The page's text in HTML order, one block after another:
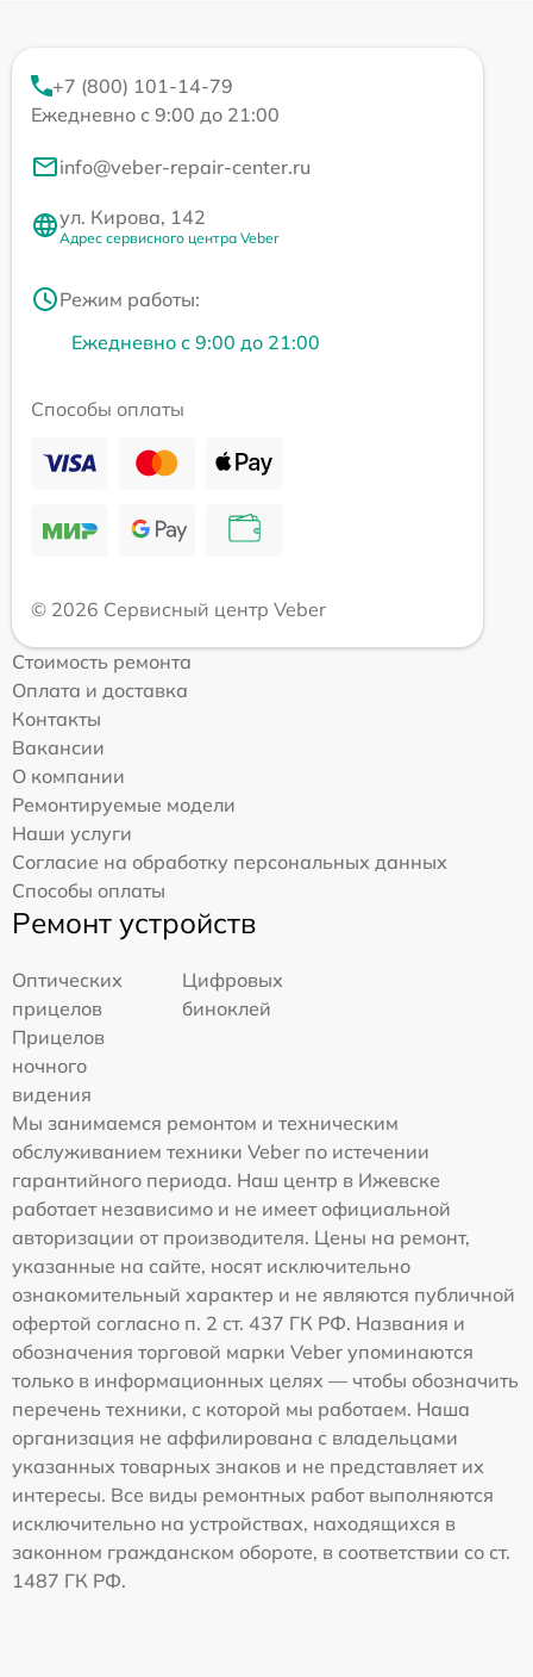
+7 (800) 101-14-79
Ежедневно с 9:00 до 21:00
info@veber-repair-center.ru
ул. Кирова, 142
Адрес сервисного центра Veber
Режим работы:
Ежедневно с 9:00 до 21:00
Способы оплаты
© 2026 Сервисный центр Veber
Стоимость ремонта
Оплата и доставка
Контакты
Вакансии
О компании
Ремонтируемые модели
Наши услуги
Согласие на обработку персональных данных
Способы оплаты
Ремонт устройств
Оптических
прицелов
Цифровых
биноклей
Прицелов
ночного
видения
Мы занимаемся ремонтом и техническим
обслуживанием техники Veber по истечении
гарантийного периода. Наш центр в Ижевске
работает независимо и не имеет официальной
авторизации от производителя. Цены на ремонт,
указанные на сайте, носят исключительно
ознакомительный характер и не являются публичной
офертой согласно п. 2 ст. 437 ГК РФ. Названия и
обозначения торговой марки Veber упоминаются
только в информационных целях — чтобы обозначить
перечень техники, с которой мы работаем. Наша
организация не аффилирована с владельцами
указанных товарных знаков и не представляет их
интересы. Все виды ремонтных работ выполняются
исключительно на устройствах, находящихся в
законном гражданском обороте, в соответствии со ст.
1487 ГК РФ.